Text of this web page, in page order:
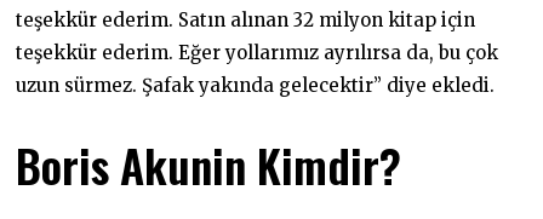
teşekkür ederim. Satın alınan 32 milyon kitap için
teşekkür ederim. Eğer yollarımız ayrılırsa da, bu çok
uzun sürmez. Şafak yakında gelecektir” diye ekledi.
Boris Akunin Kimdir?